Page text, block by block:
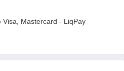
Mastercard - LiqPay